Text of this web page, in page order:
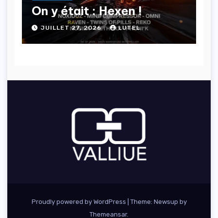
On y était : Hexen !
JUILLET 27, 2026 LUTEL
Proudly powered by WordPress
Theme: Newsup by
Themeansar.